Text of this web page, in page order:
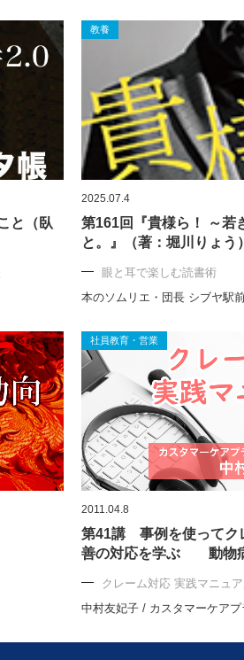
と（臥
教養
2025.07.4
第161回『貴様ら！ ～若
と。』（著：堀川りょう）
眼と耳で楽しむ読書術
本のソムリエ・団長 シブヤ駅
社員教育・営業
2011.04.8
第41講 事例を使ってク
善の対応を学ぶ 動物病
クレーム対応 実践マニュ
中村友妃子 / カスタマーケア